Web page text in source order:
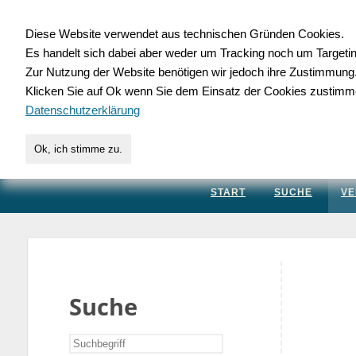
für Handwerk,
START SUCHE
Suche
Diese Website verwendet aus technischen Gründen Cookies.
Es handelt sich dabei aber weder um Tracking noch um
Zur Nutzung der Website benötigen wir jedoch ihre Zustimmung.
Klicken Sie auf Ok wenn Sie dem Einsatz der Cookies
Datenschutzerklärung
Ok, ich stimme zu.